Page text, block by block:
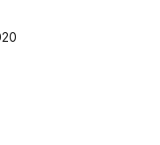
antal röster: